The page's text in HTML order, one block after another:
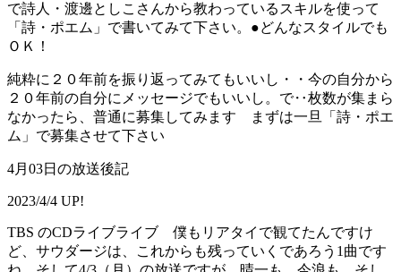
で詩人・渡邊としこさんから教わっているスキルを使って
「詩・ポエム」で書いてみて下さい。●どんなスタイルでも
ＯＫ！
純粋に２０年前を振り返ってみてもいいし・・今の自分から
２０年前の自分にメッセージでもいいし。で‥枚数が集まら
なかったら、普通に募集してみます まずは一旦「詩・ポエ
ム」で募集させて下さい
4月03日の放送後記
2023/4/4 UP!
TBS のCDライブライブ 僕もリアタイで観てたんですけ
ど、サウダージは、これからも残っていくであろう1曲です